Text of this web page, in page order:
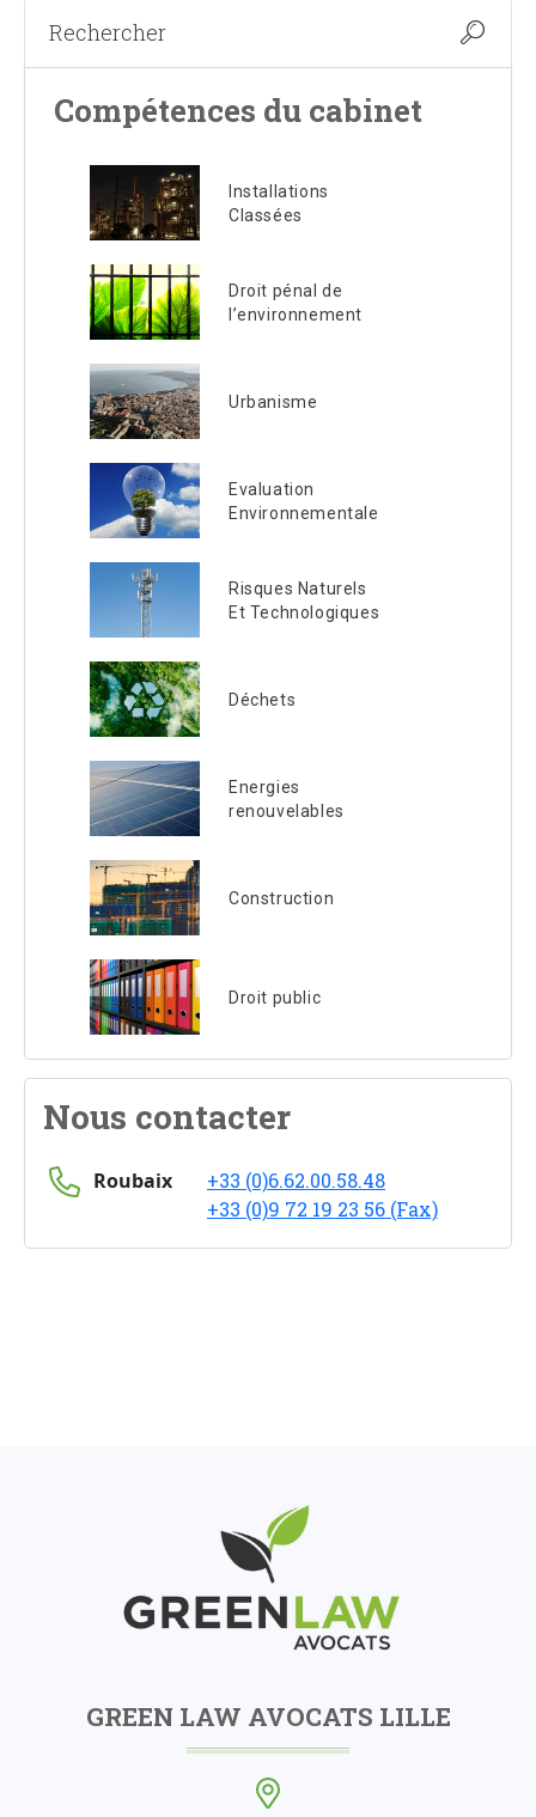
Compétences du cabinet
Installations
Classées
Droit pénal de
l’environnement
Urbanisme
Evaluation
Environnementale
Risques Naturels
Et Technologiques
Déchets
Energies
renouvelables
Construction
Droit public
Nous contacter
Roubaix
+33 (0)6.62.00.58.48
+33 (0)9 72 19 23 56 (Fax)
GREEN LAW AVOCATS LILLE